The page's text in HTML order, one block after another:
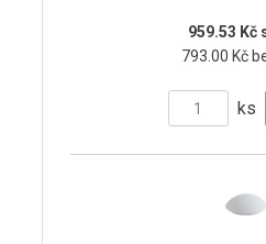
959.53 Kč
793.00 Kč
ks